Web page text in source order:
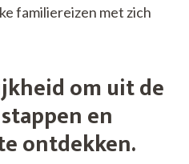
familiereizen met zich
om uit de
en
ontdekken.